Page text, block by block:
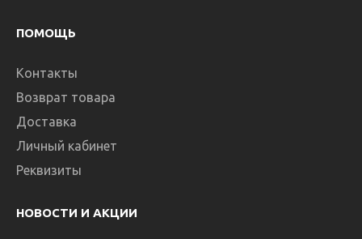
ПОМОЩЬ
Контакты
Возврат товара
Доставка
Личный кабинет
Реквизиты
НОВОСТИ И АКЦИИ